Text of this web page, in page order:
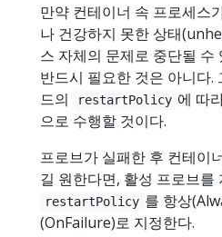
만약 컨테이너 속 프로세스
나 건강하지 못한 상태
스 자체의 문제로 중단될
반드시 필요한 것은 아니다
드의
restartPolicy 에 따
으로 수행할 것이다.
프로브가 실패한 후 컨테이
길 원한다면, 활성 프로브를
restartPolicy 를 항상
(OnFailure)로 지정한다.